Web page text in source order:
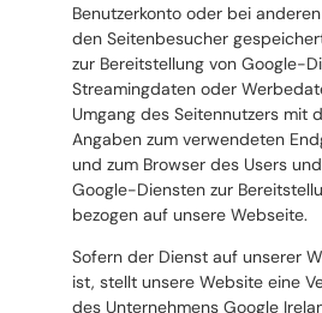
Benutzerkonto oder bei
den Seitenbesucher
zur Bereitstellung von Google-
Streamingdaten oder
Umgang des Seitennutzers mit
Angaben zum verwendeten
und zum Browser des Users
Google-Diensten zur
bezogen auf unsere Webseite.
Sofern der Dienst auf unserer
ist, stellt unsere Website eine
des Unternehmens Google